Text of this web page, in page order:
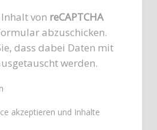
von reCAPTCHA
abzuschicken.
dass dabei Daten mit
werden.
akzeptieren und Inhalte